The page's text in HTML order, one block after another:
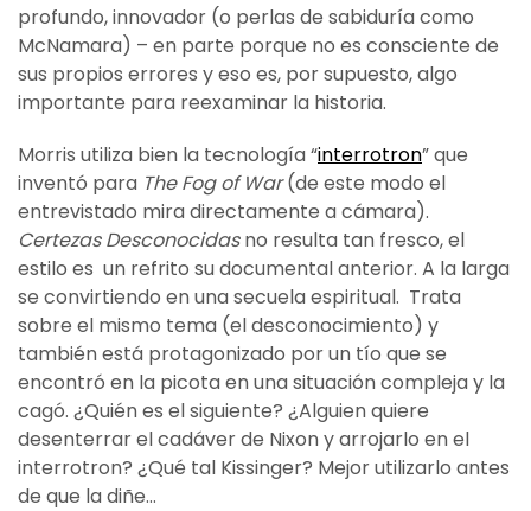
profundo, innovador (o perlas de sabiduría como
McNamara) – en parte porque no es consciente de
sus propios errores y eso es, por supuesto, algo
importante para reexaminar la historia.
Morris utiliza bien la tecnología “interrotron” que
inventó para The Fog of War(de este modo el
entrevistado mira directamente a cámara).
Certezas Desconocidasno resulta tan fresco, el
estilo es un refrito su documental anterior. A la larga
se convirtiendo en una secuela espiritual. Trata
sobre el mismo tema (el desconocimiento) y
también está protagonizado por un tío que se
encontró en la picota en una situación compleja y la
cagó. ¿Quién es el siguiente? ¿Alguien quiere
desenterrar el cadáver de Nixon y arrojarlo en el
interrotron? ¿Qué tal Kissinger? Mejor utilizarlo antes
de que la diñe…